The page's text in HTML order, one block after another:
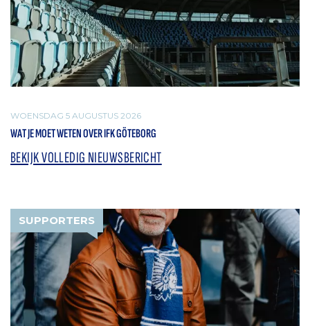
WOENSDAG 5 AUGUSTUS 2026
WAT JE MOET WETEN OVER IFK GÖTEBORG
BEKIJK VOLLEDIG NIEUWSBERICHT
SUPPORTERS